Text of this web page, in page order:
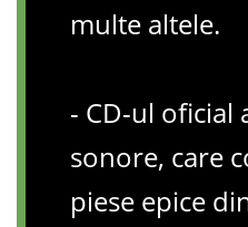
multe altele.
- CD-ul oficial
sonore, care
piese epice